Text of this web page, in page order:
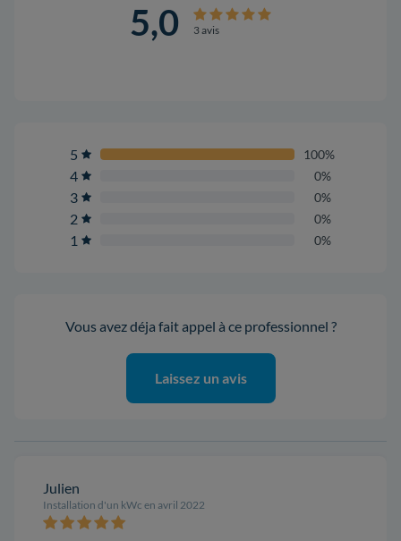
5,0 3 avis
5 100%
4 0%
3 0%
2 0%
1 0%
Vous avez déja fait appel à ce professionnel ?
Laissez un avis
Julien
Installation d'un kWc en avril 2022